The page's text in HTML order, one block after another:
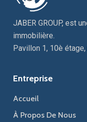
JABER GROUP, est
immobilière.
Pavillon 1, 10è
Entreprise
Accueil
À Propos De Nous